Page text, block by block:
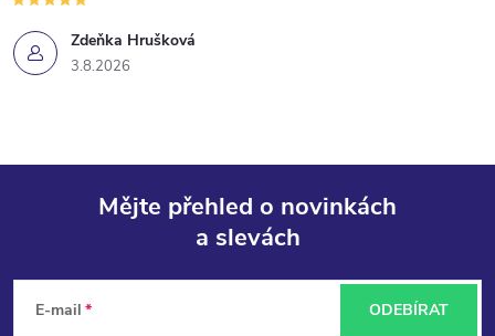
Zdeňka Hrušková
3.8.2026
Mějte přehled o novinkách
a slevách
E-mail ODEBÍRAT